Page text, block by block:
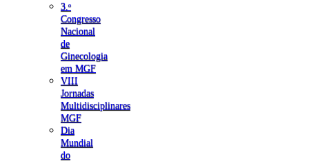
3.ᵒ
Congresso
Nacional
de
Ginecologia
em MGF
VIII
Jornadas
Multidisciplinares
MGF
Dia
Mundial
do